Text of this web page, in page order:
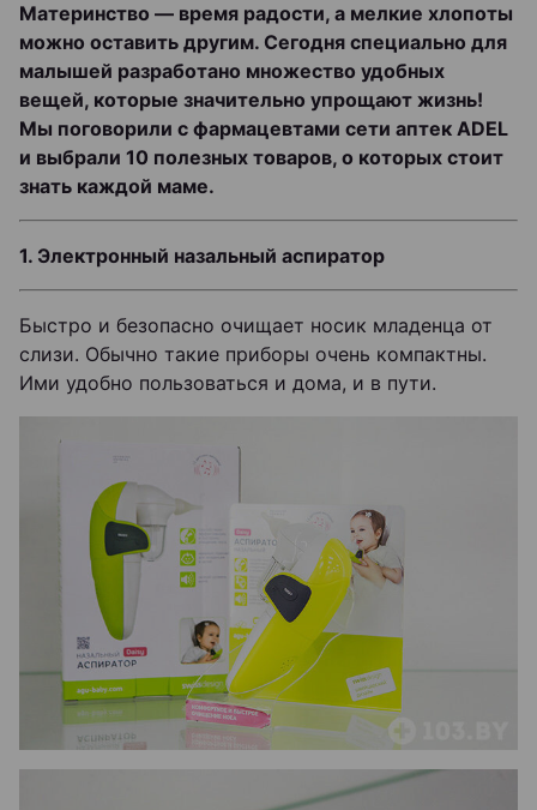
Материнство — время радости, а мелкие хлопоты
можно оставить другим. Сегодня специально для
малышей разработано множество удобных
вещей, которые значительно упрощают жизнь!
Мы поговорили с фармацевтами сети аптек ADEL
и выбрали 10 полезных товаров, о которых стоит
знать каждой маме.
1. Электронный назальный аспиратор
Быстро и безопасно очищает носик младенца от
слизи. Обычно такие приборы очень компактны.
Ими удобно пользоваться и дома, и в пути.